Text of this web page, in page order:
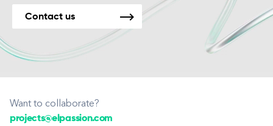
Contact us
Want to collaborate?
projects@elpassion.com